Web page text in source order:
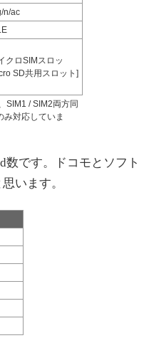
n/ac
クロSIMスロッ
SD共用スロット]
SIM1 / SIM2両方同
対応していま
です。ドコモとソフト
います。